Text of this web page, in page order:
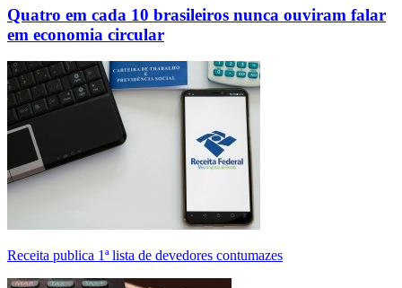
Quatro em cada 10 brasileiros nunca ouviram falar
em economia circular
Receita publica 1ª lista de devedores contumazes